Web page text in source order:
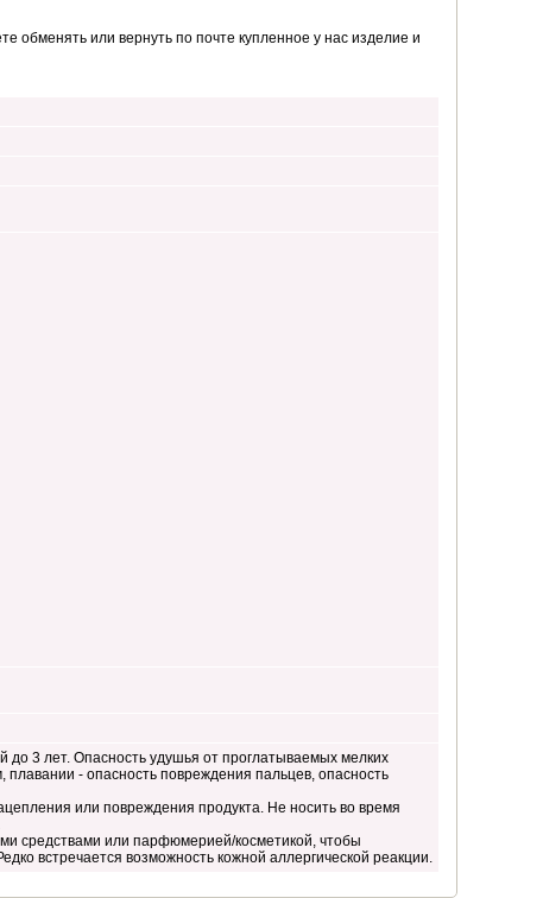
обменять или вернуть по почте купленное у нас изделие и
3 лет. Опасность удушья от проглатываемых мелких
- опасность повреждения пальцев, опасность
или повреждения продукта. Не носить во время
средствами или парфюмерией/косметикой, чтобы
встречается возможность кожной аллергической реакции.